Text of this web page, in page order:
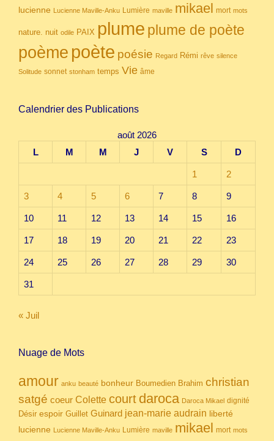
lucienne Lucienne Maville-Anku Lumière maville mikael mort mots
nature. nuit odile PAIX plume plume de poète
poème poète poésie Regard Rémi rêve silence
Solitude sonnet stonham temps Vie âme
Calendrier des Publications
août 2026
L
M M J V S D
1 2
3 4 5 6 7 8 9
10 11 12 13 14 15 16
17 18 19 20 21 22 23
24 25 26 27 28 29 30
31
« Juil
Nuage de Mots
amour anku beauté bonheur Boumedien Brahim christian
satgé coeur Colette court daroca Daroca Mikael dignité
Désir espoir Guillet Guinard jean-marie audrain liberté
lucienne Lucienne Maville-Anku Lumière maville mikael mort mots